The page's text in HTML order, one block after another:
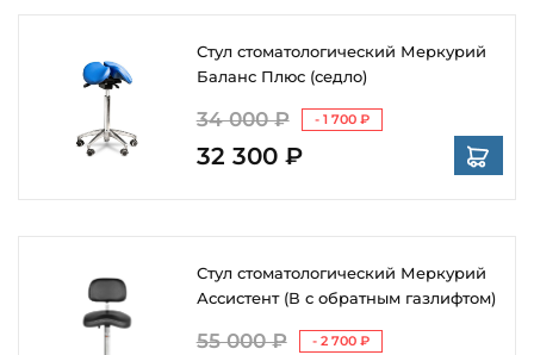
Стул стоматологический Меркурий
Баланс Плюс (седло)
34 000 ₽ - 1 700 ₽
32 300 ₽
Стул стоматологический Меркурий
Ассистент (В с обратным газлифтом)
55 000 ₽ - 2 700 ₽